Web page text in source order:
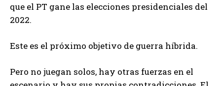
que el PT gane las elecciones presidenciales del
2022.
Este es el próximo objetivo de guerra híbrida.
Pero no juegan solos, hay otras fuerzas en el